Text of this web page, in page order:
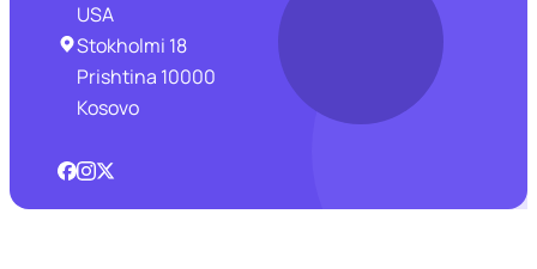
USA
Stokholmi 18
Prishtina 10000
Kosovo